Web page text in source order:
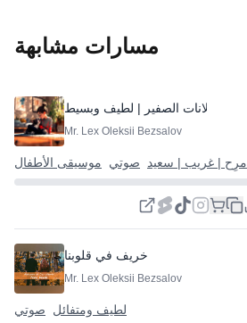
مسارات مشابهة
إعلانات الصفير | لطيف وبسيط
Mr. Lex Oleksii Bezsalov
موسيقى الأطفال صوتي مرِح | غريب | سعيد
خريف في قلوبنا
Mr. Lex Oleksii Bezsalov
صوتي لطيف ومتفائل